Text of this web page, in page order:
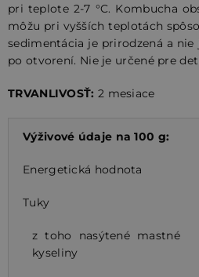
pri teplote 2-7 °C. Kombucha
môžu pri vyšších teplotách
sedimentácia je prirodzená a
po otvorení. Nie je určené pre
TRVANLIVOSŤ: 2 mesiace
Výživové údaje na 100 g:
Energetická hodnota
Tuky
z toho nasýtené mastné
kyseliny